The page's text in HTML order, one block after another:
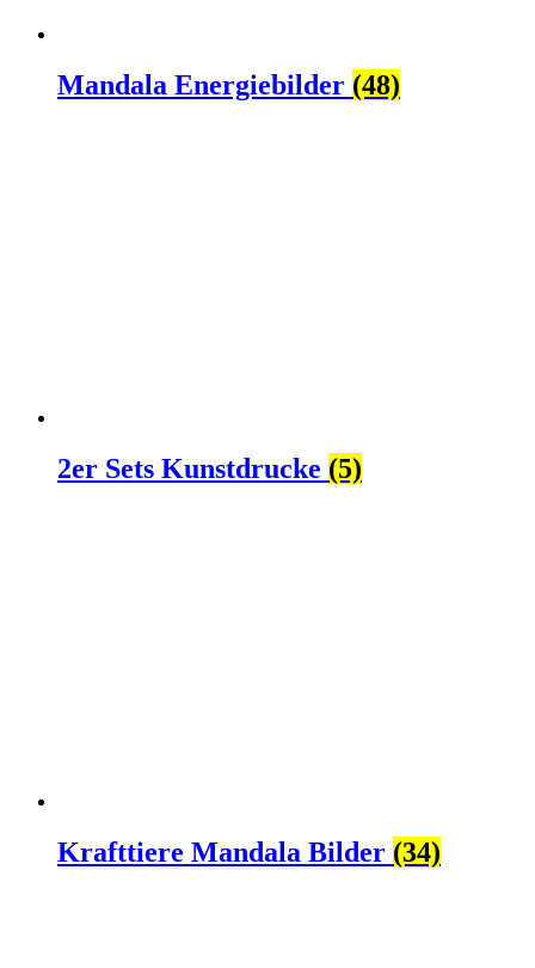
Mandala Energiebilder (48)
2er Sets Kunstdrucke (5)
Krafttiere Mandala Bilder (34)